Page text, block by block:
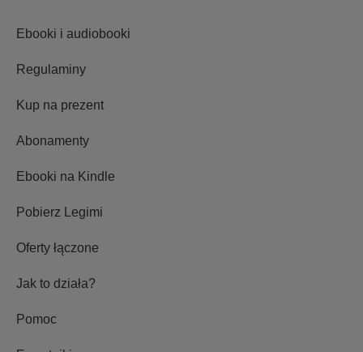
Ebooki i audiobooki
Regulaminy
Kup na prezent
Abonamenty
Ebooki na Kindle
Pobierz Legimi
Oferty łączone
Jak to działa?
Pomoc